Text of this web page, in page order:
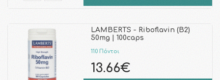
LAMBERTS - Riboflavin (B2)
50mg | 100caps
110 Πόντοι
13.66€